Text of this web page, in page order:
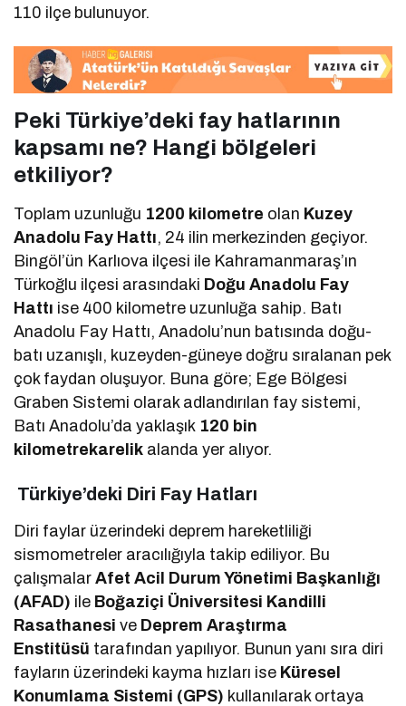
110 ilçe bulunuyor.
Peki Türkiye’deki fay hatlarının
kapsamı ne? Hangi bölgeleri
etkiliyor?
Toplam uzunluğu 1200 kilometre olan Kuzey
Anadolu Fay Hattı, 24 ilin merkezinden geçiyor.
Bingöl’ün Karlıova ilçesi ile Kahramanmaraş’ın
Türkoğlu ilçesi arasındaki Doğu Anadolu Fay
Hattı ise 400 kilometre uzunluğa sahip. Batı
Anadolu Fay Hattı, Anadolu’nun batısında doğu-
batı uzanışlı, kuzeyden-güneye doğru sıralanan pek
çok faydan oluşuyor. Buna göre; Ege Bölgesi
Graben Sistemi olarak adlandırılan fay sistemi,
Batı Anadolu’da yaklaşık 120 bin
kilometrekarelik alanda yer alıyor.
Türkiye’deki Diri Fay Hatları
Diri faylar üzerindeki deprem hareketliliği
sismometreler aracılığıyla takip ediliyor. Bu
çalışmalarAfet Acil Durum Yönetimi Başkanlığı
(AFAD) ile Boğaziçi Üniversitesi Kandilli
Rasathanesi ve Deprem Araştırma
Enstitüsü tarafından yapılıyor. Bunun yanı sıra diri
fayların üzerindeki kayma hızları ise Küresel
Konumlama Sistemi (GPS) kullanılarak ortaya